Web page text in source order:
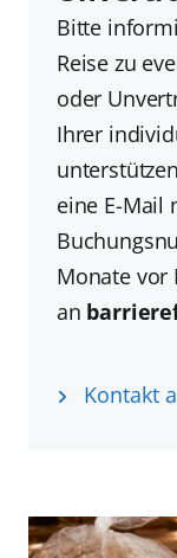
Bitte
Reise zu
oder
Ihrer
eine E-Mail
Monate vor
an
Kontakt